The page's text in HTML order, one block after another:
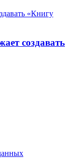
создавать